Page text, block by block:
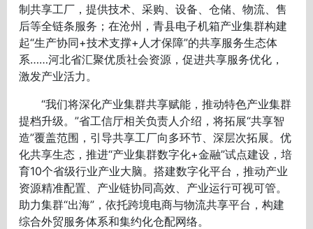
制共享工厂，提供技术、采购、设备、仓储、物流、售
后等全链条服务；在沧州，青县电子机箱产业集群构建
起“生产协同+技术支撑+人才保障”的共享服务生态体
系……河北省汇聚优质社会资源，促进共享服务优化，
激发产业活力。
“我们将深化产业集群共享赋能，推动特色产业集群
提档升级。”省工信厅相关负责人介绍，将拓展“共享智
造”覆盖范围，引导共享工厂向多环节、深层次拓展。优
化共享生态，推进“产业集群数字化+金融”试点建设，培
育10个省级行业产业大脑。搭建数字化平台，推动产业
资源精准配置、产业链协同高效、产业运行可视可管。
助力集群“出海”，依托跨境电商与物流共享平台，构建
综合外贸服务体系和集约化仓配网络。